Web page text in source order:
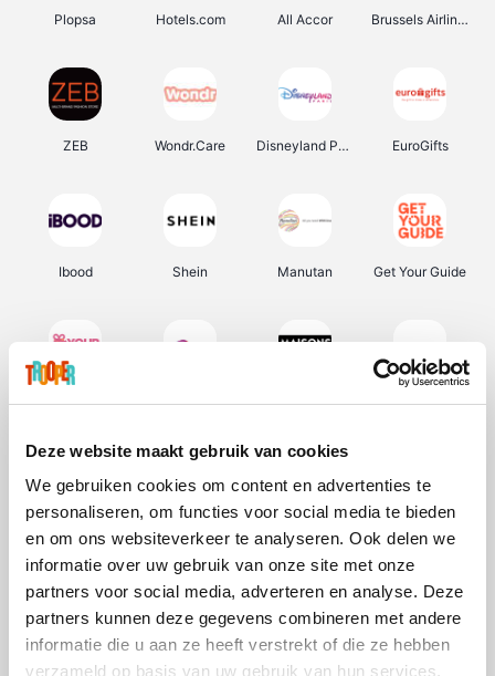
Deze website maakt gebruik van cookies
We gebruiken cookies om content en advertenties te
personaliseren, om functies voor social media te bieden
en om ons websiteverkeer te analyseren. Ook delen we
informatie over uw gebruik van onze site met onze
partners voor social media, adverteren en analyse. Deze
partners kunnen deze gegevens combineren met andere
informatie die u aan ze heeft verstrekt of die ze hebben
verzameld op basis van uw gebruik van hun services.
Plopsa Hotels.com All Accor Brussels Airlines
ZEB Wondr.Care Disneyland Paris EuroGifts
Ibood Shein Manutan Get Your Guide
Weekendesk Sarenza Schiesser Interhome